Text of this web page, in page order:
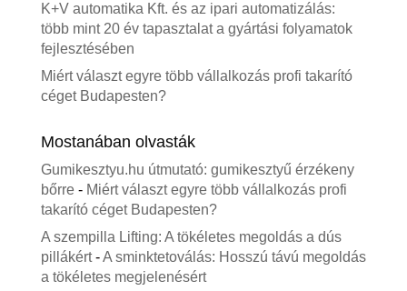
K+V automatika Kft. és az ipari automatizálás:
több mint 20 év tapasztalat a gyártási folyamatok
fejlesztésében
Miért választ egyre több vállalkozás profi takarító
céget Budapesten?
Mostanában olvasták
Gumikesztyu.hu útmutató: gumikesztyű érzékeny
bőrre- Miért választ egyre több vállalkozás profi
takarító céget Budapesten?
A szempilla Lifting: A tökéletes megoldás a dús
pillákért-A sminktetoválás: Hosszú távú megoldás
a tökéletes megjelenésért